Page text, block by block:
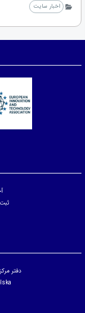
اخبار سایت
ثبت
دفتر